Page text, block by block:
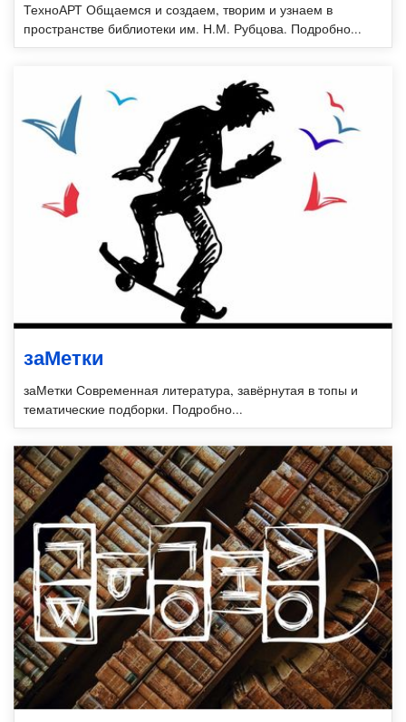
ТехноАРТ Общаемся и создаем, творим и узнаем в
пространстве библиотеки им. Н.М. Рубцова. Подробно...
заМетки
заМетки Современная литература, завёрнутая в топы и
тематические подборки. Подробно...